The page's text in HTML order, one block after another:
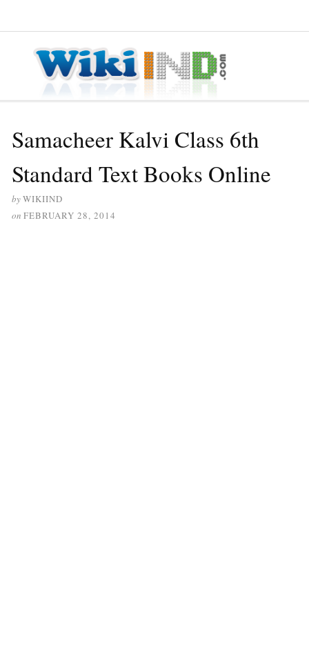
Samacheer Kalvi Class 6th
Standard Text Books Online
byWIKIIND
on FEBRUARY 28, 2014